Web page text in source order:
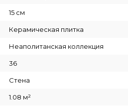
15 см
Керамическая плитка
Неаполитанская коллекция
36
Стена
1.08 м²